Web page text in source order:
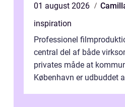
01 august 2026
inspiration
Professionel
central del af både
privates måde at
København er udbuddet